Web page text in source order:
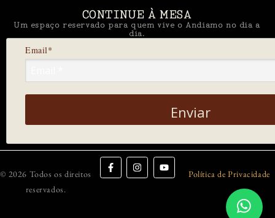
CONTINUE À MESA
Um espaço reservado para quem vive o Andiamo no dia a
dia.
Email*
Enviar
© 2026 Todos os direitos
reservados.
Política de Privacidade